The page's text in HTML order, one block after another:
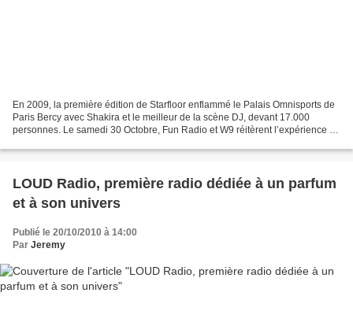
En 2009, la première édition de Starfloor enflammé le Palais Omnisports de
Paris Bercy avec Shakira et le meilleur de la scène DJ, devant 17.000
personnes. Le samedi 30 Octobre, Fun Radio et W9 réitèrent l’expérience et
LOUD Radio, première radio dédiée à un parfum
et à son univers
Publié le 20/10/2010 à 14:00
Par Jeremy